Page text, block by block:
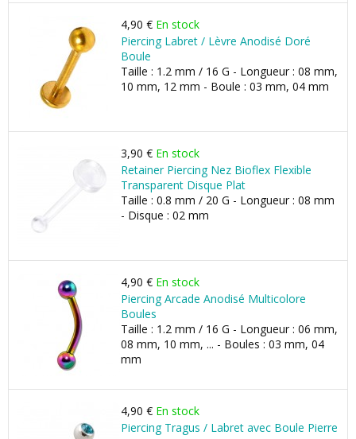
4,90 € En stock
Piercing Labret / Lèvre Anodisé Doré
Boule
Taille : 1.2 mm / 16 G - Longueur : 08 mm,
10 mm, 12 mm - Boule : 03 mm, 04 mm
3,90 € En stock
Retainer Piercing Nez Bioflex Flexible
Transparent Disque Plat
Taille : 0.8 mm / 20 G - Longueur : 08 mm
- Disque : 02 mm
4,90 € En stock
Piercing Arcade Anodisé Multicolore
Boules
Taille : 1.2 mm / 16 G - Longueur : 06 mm,
08 mm, 10 mm, ... - Boules : 03 mm, 04
mm
4,90 € En stock
Piercing Tragus / Labret avec Boule Pierre